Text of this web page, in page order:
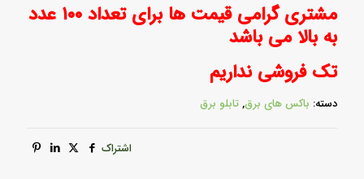
مشتری گرامی قیمت ها برای تعداد ۱۰۰ عدد
به بالا می باشد
تک فروشی نداریم
دسته: باکس های برق,تابلو برق
اشتراک